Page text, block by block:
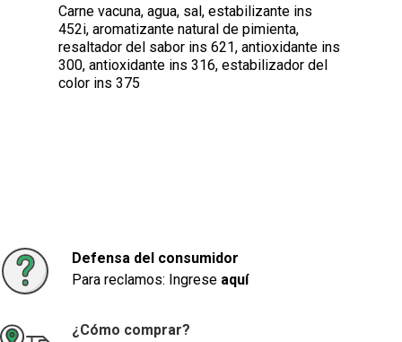
Carne vacuna, agua, sal, estabilizante ins
452i, aromatizante natural de pimienta,
resaltador del sabor ins 621, antioxidante ins
300, antioxidante ins 316, estabilizador del
color ins 375
Defensa del consumidor
Para reclamos: Ingrese aquí
¿Cómo comprar?